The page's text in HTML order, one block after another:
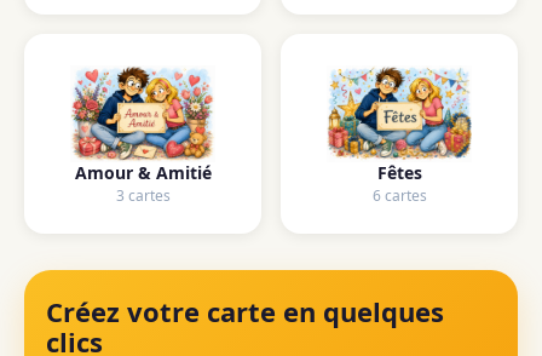
Amour & Amitié
3 cartes
Fêtes
6 cartes
Créez votre carte en quelques
clics